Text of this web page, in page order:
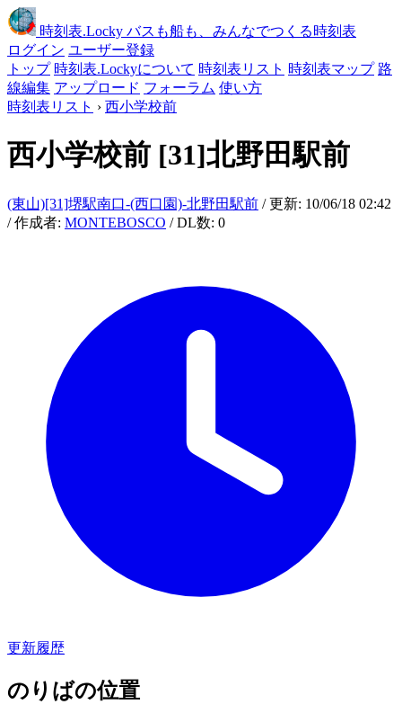
時刻表.Locky バスも船も、みんなでつくる時刻表
ログイン ユーザー登録
トップ 時刻表.Lockyについて 時刻表リスト 時刻表マップ 路
線編集 アップロード フォーラム 使い方
時刻表リスト › 西小学校前
西小学校前 [31]北野田駅前
(東山)[31]堺駅南口-(西口園)-北野田駅前 / 更新: 10/06/18 02:42
/ 作成者: MONTEBOSCO / DL数: 0
更新履歴
のりばの位置